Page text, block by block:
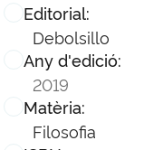
Editorial:
Debolsillo
Any d'edició:
2019
Matèria:
Filosofia